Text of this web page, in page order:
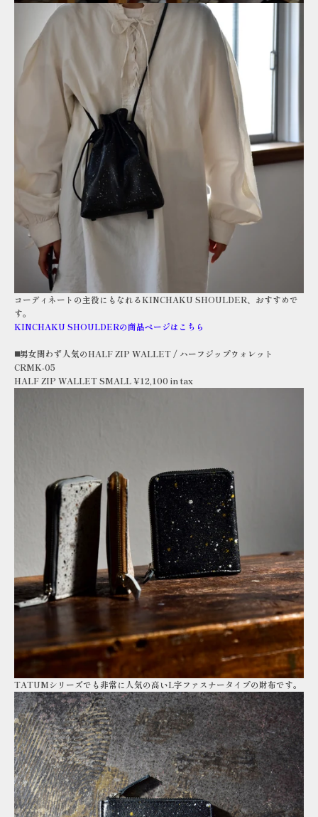
コーディネートの主役にもなれるKINCHAKU SHOULDER、おすすめで
す。
KINCHAKU SHOULDERの商品ページはこちら
◼️男女問わず人気のHALF ZIP WALLET / ハーフジップウォレット
CRMK-05
HALF ZIP WALLET SMALL ¥12,100 in tax
TATUMシリーズでも非常に人気の高いL字ファスナータイプの財布です。